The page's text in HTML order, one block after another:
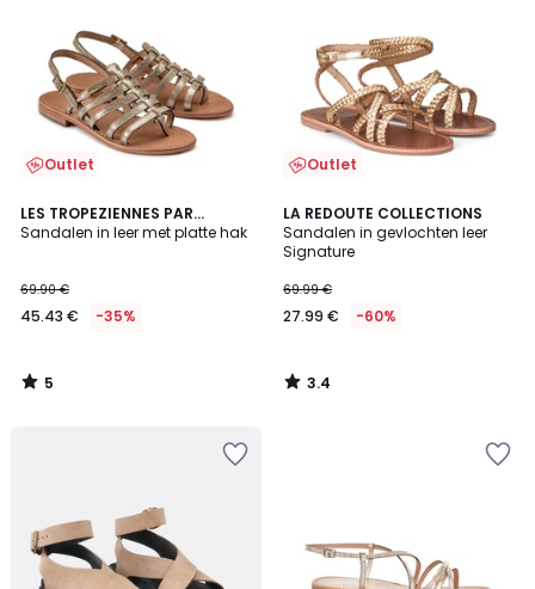
Outlet
LES TROPEZIENNES PAR
M.BELARBI
Sandalen in leer met platte hak
69.90 €
45.43 € -35%
5
/
5
/
Outlet
LA REDOUTE COLLECTIONS
Sandalen in gevlochten leer
Signature
69.99 €
27.99 € -60%
3.4
/ 5
3.4
/